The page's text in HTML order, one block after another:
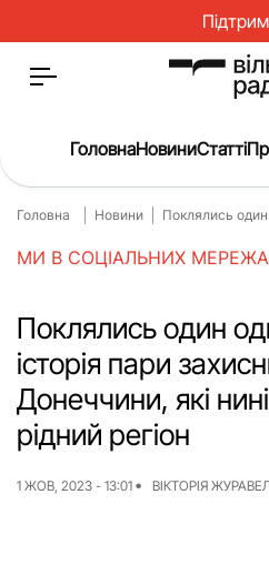
Головна
Про нас
Гроші
Інструкції
ЖКГ
Культура
ГоловнаНовиниСтатті
Головна Новини Поклялись
МИ В СОЦІАЛЬНИХ
Поклялись один
історія пари
Донеччини, які
рідний регіон
1 ЖОВ, 2023 - 13:01 ВІКТОРІЯ